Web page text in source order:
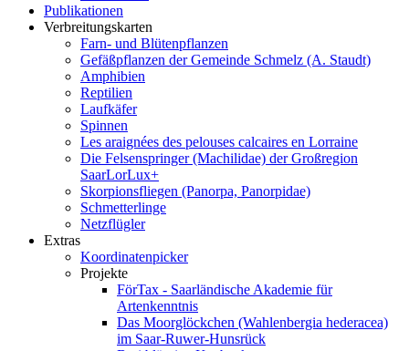
Publikationen
Verbreitungskarten
Farn- und Blütenpflanzen
Gefäßpflanzen der Gemeinde Schmelz (A. Staudt)
Amphibien
Reptilien
Laufkäfer
Spinnen
Les araignées des pelouses calcaires en Lorraine
Die Felsenspringer (Machilidae) der Großregion
SaarLorLux+
Skorpionsfliegen (Panorpa, Panorpidae)
Schmetterlinge
Netzflügler
Extras
Koordinatenpicker
Projekte
FörTax - Saarländische Akademie für
Artenkenntnis
Das Moorglöckchen (Wahlenbergia hederacea)
im Saar-Ruwer-Hunsrück